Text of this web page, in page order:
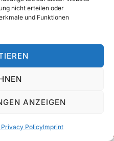
nicht erteilen oder
und Funktionen
ANZEIGEN
Privacy PolicyImprint
and parking
Policy